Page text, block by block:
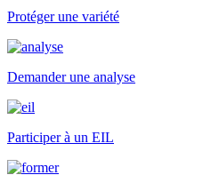
Protéger une variété
Demander une analyse
Participer à un EIL